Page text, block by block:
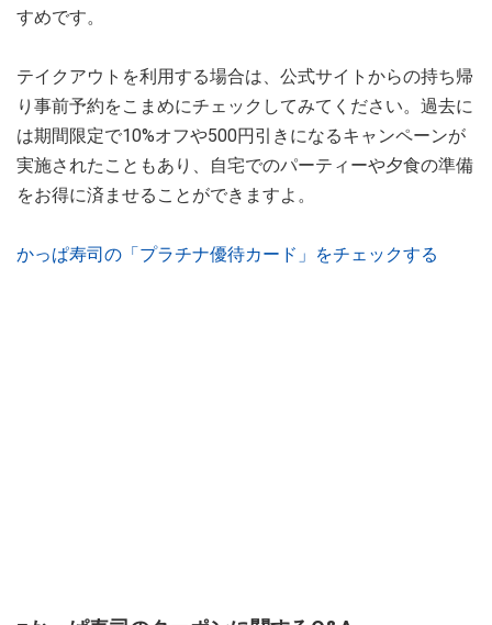
すめです。
テイクアウトを利用する場合は、公式サイトからの持ち帰
り事前予約をこまめにチェックしてみてください。過去に
は期間限定で10%オフや500円引きになるキャンペーンが
実施されたこともあり、自宅でのパーティーや夕食の準備
をお得に済ませることができますよ。
かっぱ寿司の「プラチナ優待カード」をチェックする